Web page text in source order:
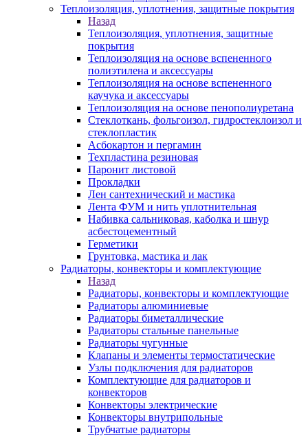
Теплоизоляция, уплотнения, защитные покрытия
Назад
Теплоизоляция, уплотнения, защитные
покрытия
Теплоизоляция на основе вспененного
полиэтилена и аксессуары
Теплоизоляция на основе вспененного
каучука и аксессуары
Теплоизоляция на основе пенополиуретана
Стеклоткань, фольгоизол, гидростеклоизол и
стеклопластик
Асбокартон и пергамин
Техпластина резиновая
Паронит листовой
Прокладки
Лен сантехнический и мастика
Лента ФУМ и нить уплотнительная
Набивка сальниковая, каболка и шнур
асбестоцементный
Герметики
Грунтовка, мастика и лак
Радиаторы, конвекторы и комплектующие
Назад
Радиаторы, конвекторы и комплектующие
Радиаторы алюминиевые
Радиаторы биметаллические
Радиаторы стальные панельные
Радиаторы чугунные
Клапаны и элементы термостатические
Узлы подключения для радиаторов
Комплектующие для радиаторов и
конвекторов
Конвекторы электрические
Конвекторы внутрипольные
Трубчатые радиаторы